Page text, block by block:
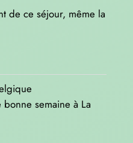
de ce séjour, même la
semaine à La